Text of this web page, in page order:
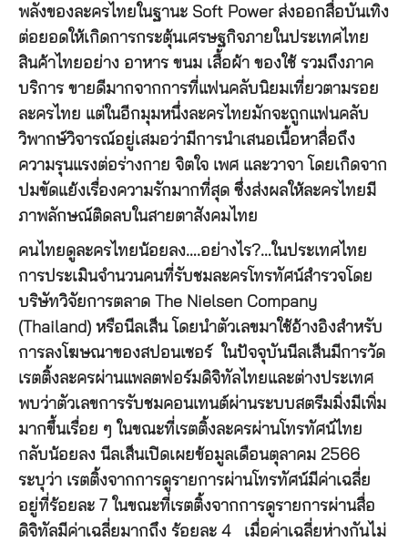
พลังของละครไทยในฐานะ Soft Power ส่งออกสื่อบันเทิง
ต่อยอดให้เกิดการกระตุ้นเศรษฐกิจภายในประเทศไทย
สินค้าไทยอย่าง อาหาร ขนม เสื้อผ้า ของใช้ รวมถึงภาค
บริการ ขายดีมากจากการที่แฟนคลับนิยมเที่ยวตามรอย
ละครไทย แต่ในอีกมุมหนึ่งละครไทยมักจะถูกแฟนคลับ
วิพากษ์วิจารณ์อยู่เสมอว่ามีการนำเสนอเนื้อหาสื่อถึง
ความรุนแรงต่อร่างกาย จิตใจ เพศ และวาจา โดยเกิดจาก
ปมขัดแย้งเรื่องความรักมากที่สุด ซึ่งส่งผลให้ละครไทยมี
ภาพลักษณ์ติดลบในสายตาสังคมไทย
คนไทยดูละครไทยน้อยลง….อย่างไร?…ในประเทศไทย
การประเมินจำนวนคนที่รับชมละครโทรทัศน์สำรวจโดย
บริษัทวิจัยการตลาด The Nielsen Company
(Thailand) หรือนีลเส็น โดยนำตัวเลขมาใช้อ้างอิงสำหรับ
การลงโฆษณาของสปอนเซอร์ ในปัจจุบันนีลเส็นมีการวัด
เรตติ้งละครผ่านแพลตฟอร์มดิจิทัลไทยและต่างประเทศ
พบว่าตัวเลขการรับชมคอนเทนต์ผ่านระบบสตรีมมิ่งมีเพิ่ม
มากขึ้นเรื่อย ๆ ในขณะที่เรตติ้งละครผ่านโทรทัศน์ไทย
กลับน้อยลง นีลเส็นเปิดเผยข้อมูลเดือนตุลาคม 2566
ระบุว่า เรตติ้งจากการดูรายการผ่านโทรทัศน์มีค่าเฉลี่ย
อยู่ที่ร้อยละ 7 ในขณะที่เรตติ้งจากการดูรายการผ่านสื่อ
ดิจิทัลมีค่าเฉลี่ยมากถึง ร้อยละ 4 เมื่อค่าเฉลี่ยห่างกันไม่